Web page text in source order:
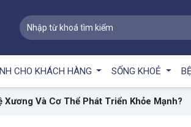
CHO KHÁCH HÀNG SỐNG KHOẺ
Xương Và Cơ Thể Phát Triển Khỏe Mạnh?